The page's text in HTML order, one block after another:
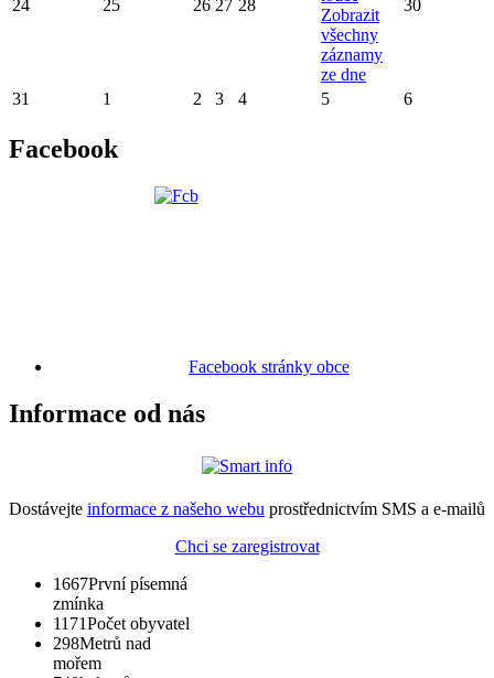
24 25 26 27 28
Zobrazit
všechny
záznamy
ze dne
30
31 1 2 3 4 5 6
Facebook
Facebook stránky obce
Informace od nás
Dostávejte informace z našeho webu prostřednictvím SMS a e-mailů
Chci se zaregistrovat
1667První písemná
zmínka
1171Počet obyvatel
298Metrů nad
mořem